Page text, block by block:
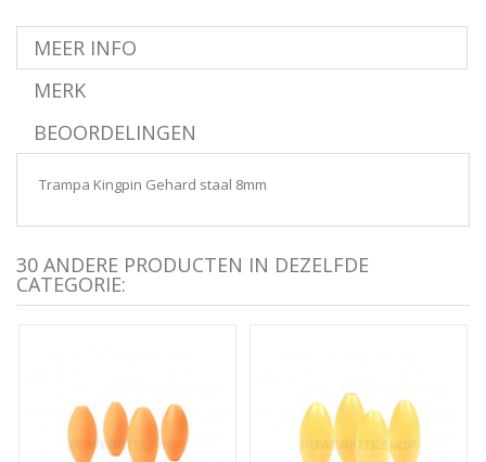
MEER INFO
MERK
BEOORDELINGEN
Trampa Kingpin Gehard staal 8mm
30 ANDERE PRODUCTEN IN DEZELFDE
CATEGORIE: